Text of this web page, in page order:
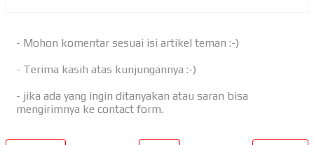
- Mohon komentar sesuai isi artikel teman :-)
- Terima kasih atas kunjungannya :-)
- jika ada yang ingin ditanyakan atau saran bisa
mengirimnya ke contact form.